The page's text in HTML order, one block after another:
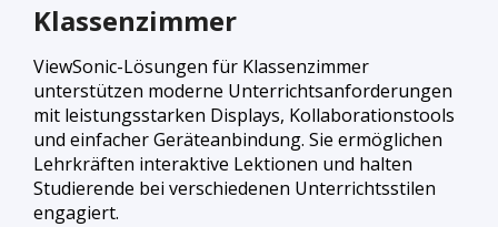
Klassenzimmer
ViewSonic-Lösungen für Klassenzimmer
unterstützen moderne Unterrichtsanforderungen
mit leistungsstarken Displays, Kollaborationstools
und einfacher Geräteanbindung. Sie ermöglichen
Lehrkräften interaktive Lektionen und halten
Studierende bei verschiedenen Unterrichtsstilen
engagiert.